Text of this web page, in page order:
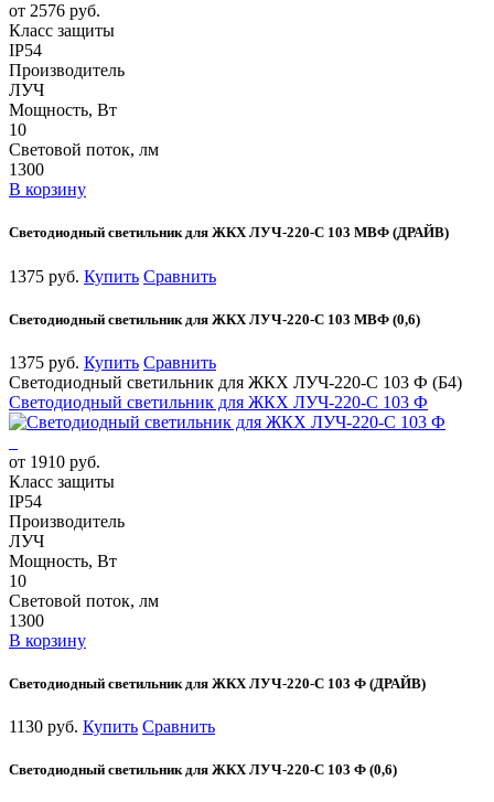
от 2576 руб.
Класс защиты
IP54
Производитель
ЛУЧ
Мощность, Вт
10
Световой поток, лм
1300
В корзину
Светодиодный светильник для ЖКХ ЛУЧ-220-С 103 МВФ (ДРАЙВ)
1375 руб. Купить Сравнить
Светодиодный светильник для ЖКХ ЛУЧ-220-С 103 МВФ (0,6)
1375 руб. Купить Сравнить
Светодиодный светильник для ЖКХ ЛУЧ-220-С 103 Ф (Б4)
Светодиодный светильник для ЖКХ ЛУЧ-220-С 103 Ф
от 1910 руб.
Класс защиты
IP54
Производитель
ЛУЧ
Мощность, Вт
10
Световой поток, лм
1300
В корзину
Светодиодный светильник для ЖКХ ЛУЧ-220-С 103 Ф (ДРАЙВ)
1130 руб. Купить Сравнить
Светодиодный светильник для ЖКХ ЛУЧ-220-С 103 Ф (0,6)